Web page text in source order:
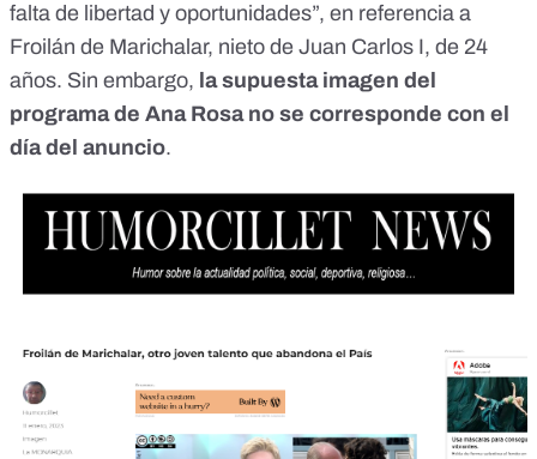
falta de libertad y oportunidades”, en referencia a
Froilán de Marichalar, nieto de Juan Carlos I, de 24
años. Sin embargo, la supuesta imagen del
programa de Ana Rosa no se corresponde con el
día del anuncio.